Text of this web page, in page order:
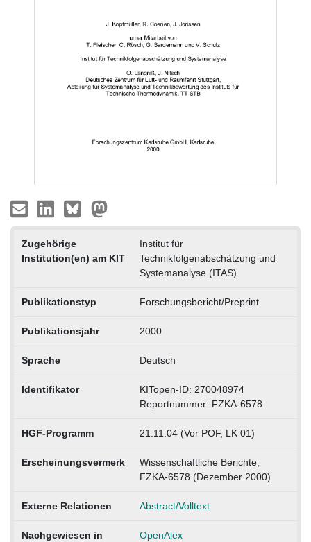
Zugehörige
Institution(en) am KIT
Institut für
Technikfolgenabschätzung und
Systemanalyse (ITAS)
Publikationstyp Forschungsbericht/Preprint
Publikationsjahr 2000
Sprache Deutsch
Identifikator
KITopen-ID: 270048974
Reportnummer: FZKA-6578
HGF-Programm 21.11.04 (Vor POF, LK 01)
Erscheinungsvermerk
Wissenschaftliche Berichte,
FZKA-6578 (Dezember 2000)
Externe Relationen Abstract/Volltext
Nachgewiesen in OpenAlex